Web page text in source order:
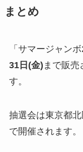
まとめ
「サマージャンボ
31日(金) まで販
す。
抽選会は東京都北
で開催されます。